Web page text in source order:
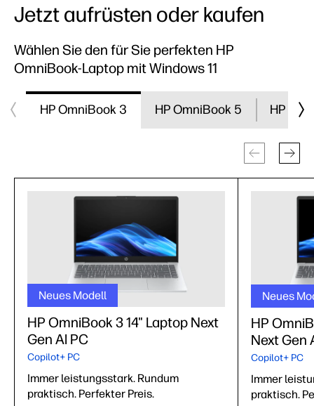
Jetzt aufrüsten oder kaufen
Wählen Sie den für Sie perfekten HP
OmniBook-Laptop mit Windows 11
HP OmniBook 3 HP OmniBook 5 HP
Neues Modell
HP OmniBook 3 14" Laptop Next
Gen Al PC
Copilot+ PC
Immer leistungsstark. Rundum
praktisch. Perfekter Preis.
Neues
HP
Next Gen
Copilot+ PC
Immer
praktisch.